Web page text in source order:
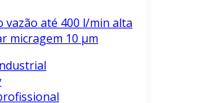
vazão até 400 l/min alta
micragem 10 μm